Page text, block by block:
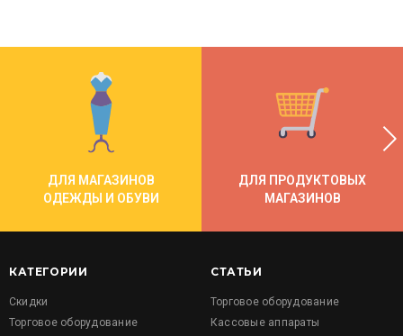
ДЛЯ МАГАЗИНОВ
ОДЕЖДЫ И ОБУВИ
ДЛЯ ПРОДУКТОВЫХ
МАГАЗИНОВ
КАТЕГОРИИ
Скидки
Торговое оборудование
СТАТЬИ
Торговое оборудование
Кассовые аппараты